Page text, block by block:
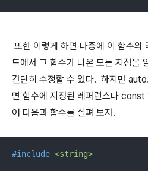
또한 이렇게 하면 나중에 이 함수의
드에서 그 함수가 나온 모든 지점을
간단히 수정할 수 있다. 하지만
면 함수에 지정된 레퍼런스나 const
어 다음과 함수를 살펴 보자.
#include <string>